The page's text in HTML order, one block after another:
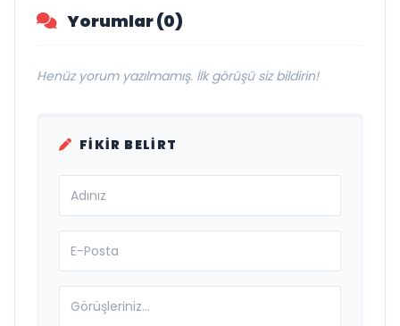
Yorumlar (0)
Henüz yorum yazılmamış. İlk görüşü siz bildirin!
FIKIR BELIRT